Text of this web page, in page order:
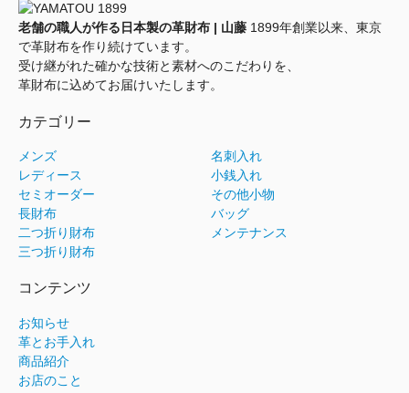
老舗の職人が作る日本製の革財布 | 山藤 1899年創業以来、東京
で革財布を作り続けています。
受け継がれた確かな技術と素材へのこだわりを、
革財布に込めてお届けいたします。
カテゴリー
メンズ
レディース
セミオーダー
長財布
二つ折り財布
三つ折り財布
名刺入れ
小銭入れ
その他小物
バッグ
メンテナンス
コンテンツ
お知らせ
革とお手入れ
商品紹介
お店のこと